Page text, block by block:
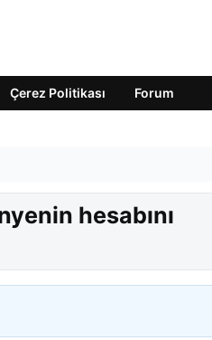
Çerez Politikası Forum
hesabını